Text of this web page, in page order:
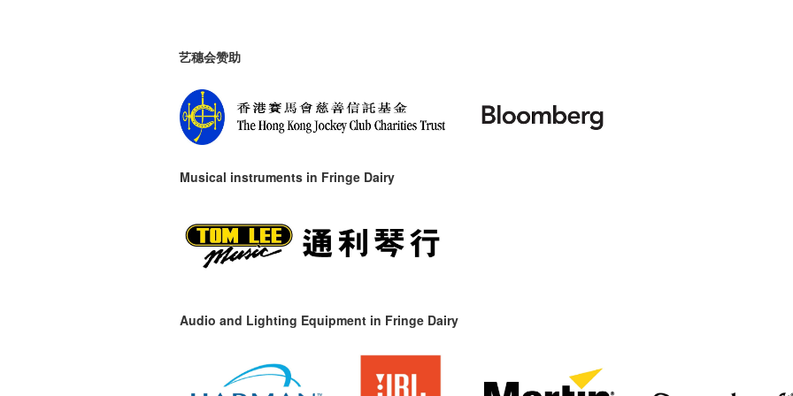
艺穗会赞助
Musical instruments in Fringe Dairy
Audio and Lighting Equipment in Fringe Dairy